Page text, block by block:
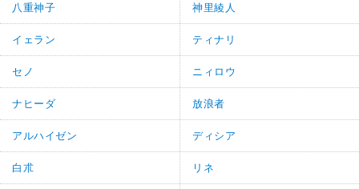
八重神子 神里綾人
イェラン ティナリ
セノ ニィロウ
ナヒーダ 放浪者
アルハイゼン ディシア
白朮 リネ